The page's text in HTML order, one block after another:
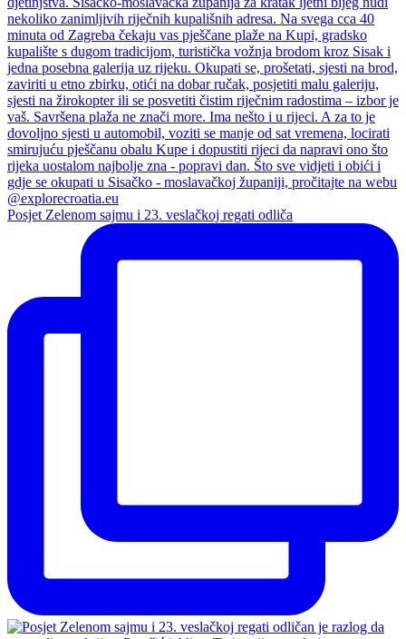
Posjet Zelenom sajmu i 23. veslačkoj regati odliča